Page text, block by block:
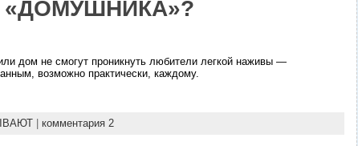
дом не смогут проникнуть любители легкой наживы —
возможно практически, каждому.
| комментария 2